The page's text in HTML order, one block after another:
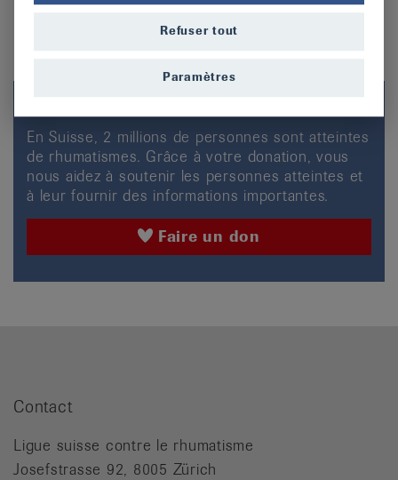
En Suisse, 2 millions de personnes sont atteintes
de rhumatismes. Grâce à votre donation, vous
nous aidez à soutenir les personnes atteintes et
à leur fournir des informations importantes.
Faire un don
Contact
Ligue suisse contre le rhumatisme
Josefstrasse 92, 8005 Zürich
Refuser tout
Paramètres